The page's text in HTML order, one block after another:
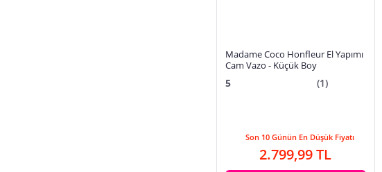
Madame Coco Honfleur El Yapımı
Cam Vazo - Küçük Boy
5 (1)
Son 10 Günün En Düşük Fiyatı
2.799,99 TL